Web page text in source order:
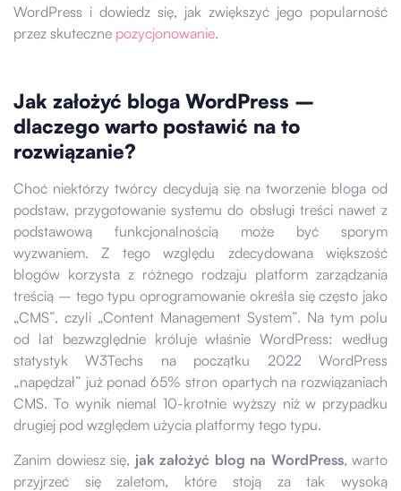
WordPress i dowiedz się, jak zwiększyć jego popularność
przez skuteczne pozycjonowanie.
Jak założyć bloga WordPress –
dlaczego warto postawić na to
rozwiązanie?
Choć niektórzy twórcy decydują się na tworzenie bloga od
podstaw, przygotowanie systemu do obsługi treści nawet z
podstawową funkcjonalnością może być sporym
wyzwaniem. Z tego względu zdecydowana większość
blogów korzysta z różnego rodzaju platform zarządzania
treścią – tego typu oprogramowanie określa się często jako
„CMS”, czyli „Content Management System”. Na tym polu
od lat bezwzględnie króluje właśnie WordPress: według
statystyk W3Techs na początku 2022 WordPress
„napędzał” już ponad 65% stron opartych na rozwiązaniach
CMS. To wynik niemal 10-krotnie wyższy niż w przypadku
drugiej pod względem użycia platformy tego typu.
Zanim dowiesz się, jak założyć blog na WordPress, warto
przyjrzeć się zaletom, które stoją za tak wysoką